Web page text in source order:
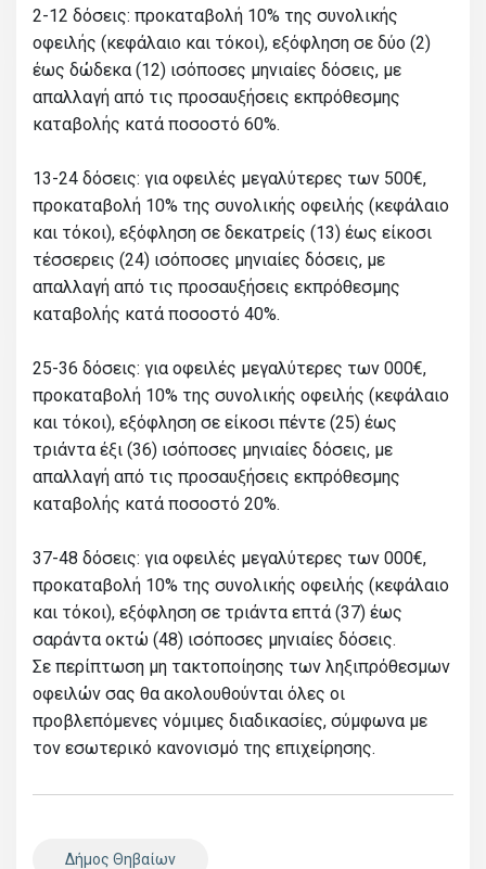
2-12 δόσεις: προκαταβολή 10% της συνολικής
οφειλής (κεφάλαιο και τόκοι), εξόφληση σε δύο (2)
έως δώδεκα (12) ισόποσες μηνιαίες δόσεις, με
απαλλαγή από τις προσαυξήσεις εκπρόθεσμης
καταβολής κατά ποσοστό 60%.
13-24 δόσεις: για οφειλές μεγαλύτερες των 500€,
προκαταβολή 10% της συνολικής οφειλής (κεφάλαιο
και τόκοι), εξόφληση σε δεκατρείς (13) έως είκοσι
τέσσερεις (24) ισόποσες μηνιαίες δόσεις, με
απαλλαγή από τις προσαυξήσεις εκπρόθεσμης
καταβολής κατά ποσοστό 40%.
25-36 δόσεις: για οφειλές μεγαλύτερες των 000€,
προκαταβολή 10% της συνολικής οφειλής (κεφάλαιο
και τόκοι), εξόφληση σε είκοσι πέντε (25) έως
τριάντα έξι (36) ισόποσες μηνιαίες δόσεις, με
απαλλαγή από τις προσαυξήσεις εκπρόθεσμης
καταβολής κατά ποσοστό 20%.
37-48 δόσεις: για οφειλές μεγαλύτερες των 000€,
προκαταβολή 10% της συνολικής οφειλής (κεφάλαιο
και τόκοι), εξόφληση σε τριάντα επτά (37) έως
σαράντα οκτώ (48) ισόποσες μηνιαίες δόσεις.
Σε περίπτωση μη τακτοποίησης των ληξιπρόθεσμων
οφειλών σας θα ακολουθούνται όλες οι
προβλεπόμενες νόμιμες διαδικασίες, σύμφωνα με
τον εσωτερικό κανονισμό της επιχείρησης.
Δήμος Θηβαίων